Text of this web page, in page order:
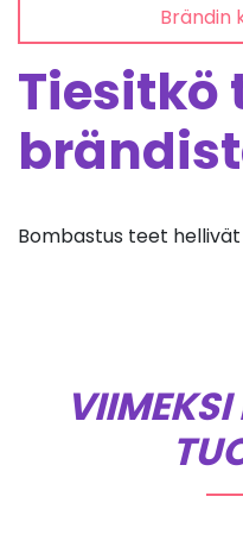
Brändin
Tiesitkö
Bombastus teet